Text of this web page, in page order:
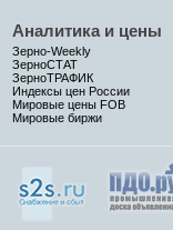
Аналитика и цены
Зерно-Weekly
ЗерноСТАТ
ЗерноТРАФИК
Индексы цен России
Мировые цены FOB
Мировые биржи